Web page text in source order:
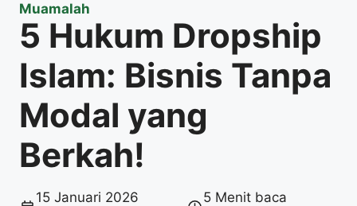
Muamalah
5 Hukum Dropship
Islam: Bisnis Tanpa
Modal yang
Berkah!
15 Januari 2026 5 Menit baca